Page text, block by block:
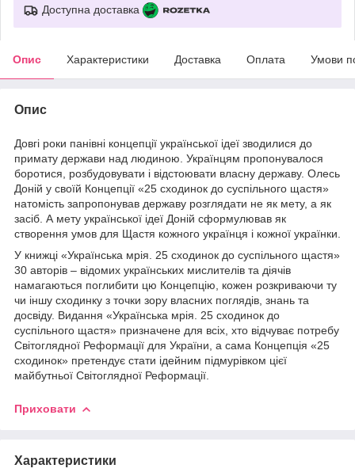
Доступна доставка
Опис Характеристики Доставка Оплата Умови
Опис
Довгі роки панівні концепції української ідеї зводилися до
примату держави над людиною. Українцям пропонувалося
боротися, розбудовувати і відстоювати власну державу. Олесь
Доній у своїй Концепції «25 сходинок до суспільного щастя»
натомість запропонував державу розглядати не як мету, а як
засіб. А мету української ідеї Доній сформулював як
створення умов для Щастя кожного українця і кожної українки.
У книжці «Українська мрія. 25 сходинок до суспільного щастя»
30 авторів – відомих українських мислителів та діячів
намагаються поглибити цю Концепцію, кожен розкриваючи ту
чи іншу сходинку з точки зору власних поглядів, знань та
досвіду. Видання «Українська мрія. 25 сходинок до
суспільного щастя» призначене для всіх, хто відчуває потребу
Світоглядної Реформації для України, а сама Концепція «25
сходинок» претендує стати ідейним підмурівком цієї
майбутньої Світоглядної Реформації.
Приховати
Характеристики